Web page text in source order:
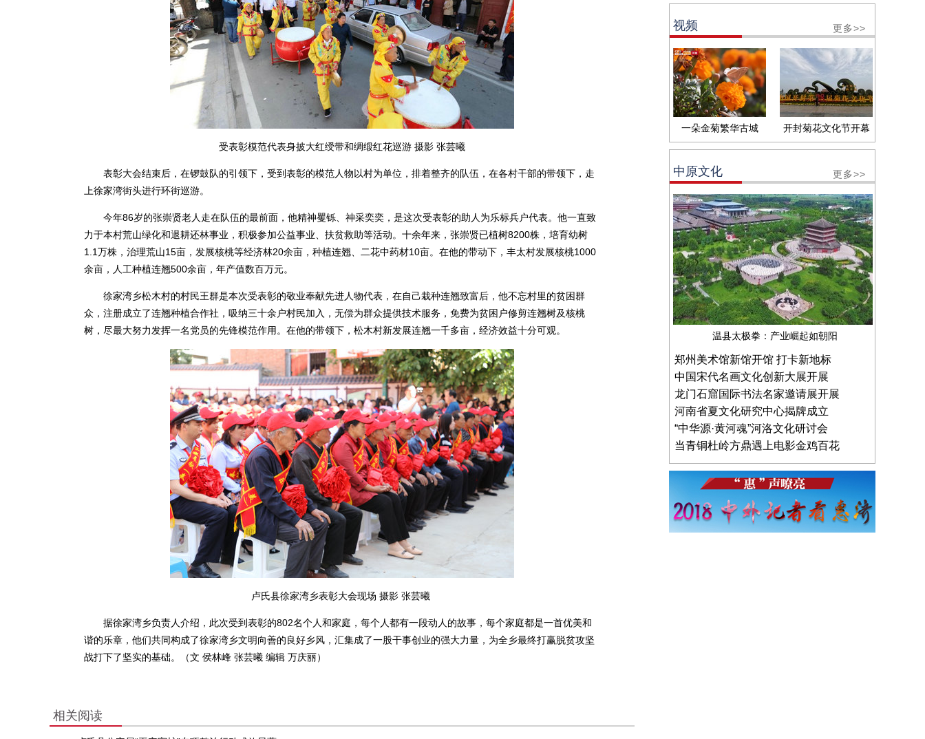
受表彰模范代表身披大红绶带和绸缎红花巡游 摄影 张芸曦
表彰大会结束后，在锣鼓队的引领下，受到表彰的模范人物以村为单位，排着整齐的队伍，在各村干部的带领下，走
上徐家湾街头进行环街巡游。
今年86岁的张崇贤老人走在队伍的最前面，他精神矍铄、神采奕奕，是这次受表彰的助人为乐标兵户代表。他一直致
力于本村荒山绿化和退耕还林事业，积极参加公益事业、扶贫救助等活动。十余年来，张崇贤已植树8200株，培育幼树
1.1万株，治理荒山15亩，发展核桃等经济林20余亩，种植连翘、二花中药材10亩。在他的带动下，丰太村发展核桃1000
余亩，人工种植连翘500余亩，年产值数百万元。
徐家湾乡松木村的村民王群是本次受表彰的敬业奉献先进人物代表，在自己栽种连翘致富后，他不忘村里的贫困群
众，注册成立了连翘种植合作社，吸纳三十余户村民加入，无偿为群众提供技术服务，免费为贫困户修剪连翘树及核桃
树，尽最大努力发挥一名党员的先锋模范作用。在他的带领下，松木村新发展连翘一千多亩，经济效益十分可观。
卢氏县徐家湾乡表彰大会现场 摄影 张芸曦
据徐家湾乡负责人介绍，此次受到表彰的802名个人和家庭，每个人都有一段动人的故事，每个家庭都是一首优美和
谐的乐章，他们共同构成了徐家湾乡文明向善的良好乡风，汇集成了一股干事创业的强大力量，为全乡最终打赢脱贫攻坚
战打下了坚实的基础。（文 侯林峰 张芸曦 编辑 万庆丽）
相关阅读
视频 更多>>
一朵金菊繁华古城 开封菊花文化节开幕
中原文化 更多>>
温县太极拳：产业崛起如朝阳
郑州美术馆新馆开馆 打卡新地标
中国宋代名画文化创新大展开展
龙门石窟国际书法名家邀请展开展
河南省夏文化研究中心揭牌成立
“中华源·黄河魂”河洛文化研讨会
当青铜杜岭方鼎遇上电影金鸡百花